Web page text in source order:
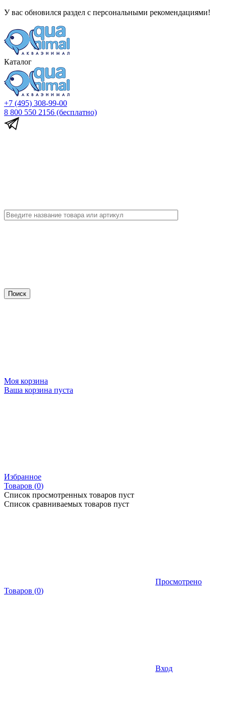
У вас обновился раздел с персональными рекомендациями!
Каталог
+7 (495) 308-99-00
8 800 550 2156 (бесплатно)
Моя корзина
Ваша корзина пуста
Избранное
Товаров (0)
Список просмотренных товаров пуст
Список сравниваемых товаров пуст
Просмотрено
Товаров (0)
Вход